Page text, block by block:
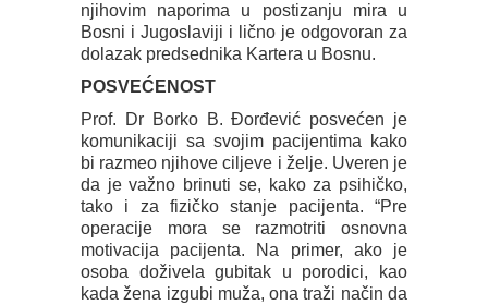
njihovim naporima u postizanju mira u
Bosni i Jugoslaviji i lično je odgovoran za
dolazak predsednika Kartera u Bosnu.
POSVEĆENOST
Prof. Dr Borko B. Đorđević posvećen je
komunikaciji sa svojim pacijentima kako
bi razmeo njihove ciljeve i želje. Uveren je
da je važno brinuti se, kako za psihičko,
tako i za fizičko stanje pacijenta. “Pre
operacije mora se razmotriti osnovna
motivacija pacijenta. Na primer, ako je
osoba doživela gubitak u porodici, kao
kada žena izgubi muža, ona traži način da